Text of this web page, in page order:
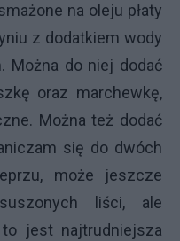
na oleju płaty
z dodatkiem wody
Można do niej dodać
oraz marchewkę,
Można też dodać
się do dwóch
może jeszcze
liści, ale
jest najtrudniejsza